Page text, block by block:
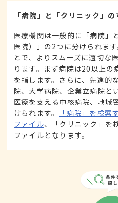
「病院」と「クリニック」
医療機関は一般的に「病院」
医院）」の2つに分けられま
とで、よりスムーズに適切な
ります。まず病院は20以上の
を指します。さらに、先進的
院、大学病院、企業立病院と
医療を支える中核病院、地域
けられます。
「病院」を検索
ファイル、「クリニック」を
ファイルとなります。